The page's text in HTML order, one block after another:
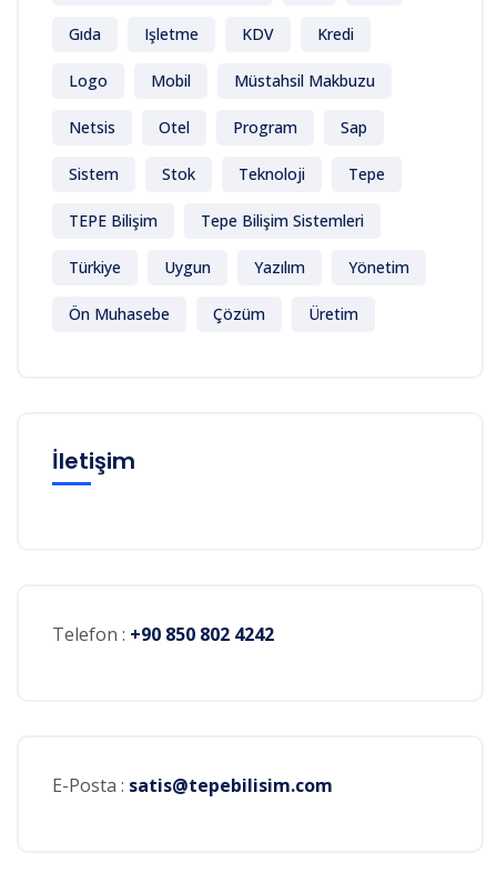
Gıda Işletme KDV Kredi
Logo Mobil Müstahsil Makbuzu
Netsis Otel Program Sap
Sistem Stok Teknoloji Tepe
TEPE Bilişim Tepe Bilişim Sistemleri
Türkiye Uygun Yazılım Yönetim
Ön Muhasebe Çözüm Üretim
İletişim
Telefon : +90 850 802 4242
E-Posta : satis@tepebilisim.com